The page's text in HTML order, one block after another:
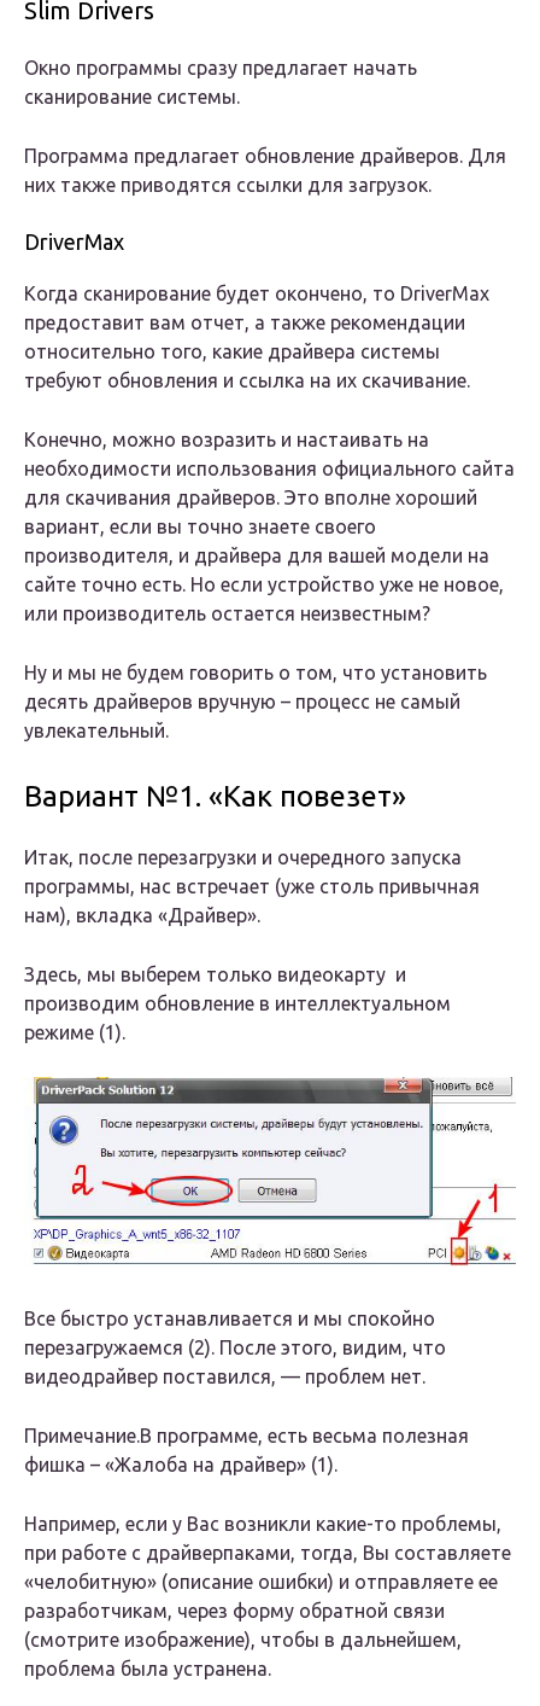
Slim Drivers
Окно программы сразу предлагает начать
сканирование системы.
Программа предлагает обновление драйверов. Для
них также приводятся ссылки для загрузок.
DriverMax
Когда сканирование будет окончено, то DriverMax
предоставит вам отчет, а также рекомендации
относительно того, какие драйвера системы
требуют обновления и ссылка на их скачивание.
Конечно, можно возразить и настаивать на
необходимости использования официального сайта
для скачивания драйверов. Это вполне хороший
вариант, если вы точно знаете своего
производителя, и драйвера для вашей модели на
сайте точно есть. Но если устройство уже не новое,
или производитель остается неизвестным?
Ну и мы не будем говорить о том, что установить
десять драйверов вручную – процесс не самый
увлекательный.
Вариант №1. «Как повезет»
Итак, после перезагрузки и очередного запуска
программы, нас встречает (уже столь привычная
нам), вкладка «Драйвер».
Здесь, мы выберем только видеокарту и
производим обновление в интеллектуальном
режиме (1).
Все быстро устанавливается и мы спокойно
перезагружаемся (2). После этого, видим, что
видеодрайвер поставился, — проблем нет.
Примечание.В программе, есть весьма полезная
фишка – «Жалоба на драйвер» (1).
Например, если у Вас возникли какие-то проблемы,
при работе с драйверпаками, тогда, Вы составляете
«челобитную» (описание ошибки) и отправляете ее
разработчикам, через форму обратной связи
(смотрите изображение), чтобы в дальнейшем,
проблема была устранена.